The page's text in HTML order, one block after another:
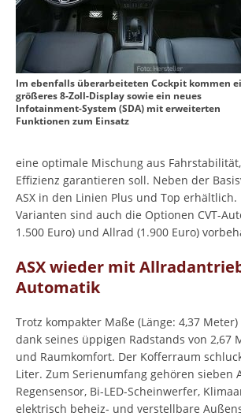
Im ebenfalls überarbeiteten Cockpit kommen
größeres 8-Zoll-Display sowie ein neues
Infotainment-System (SDA) mit erweiterten
Funktionen zum Einsatz
eine optimale Mischung aus
Effizienz garantieren soll. Neben der
ASX in den Linien Plus und Top
Varianten sind auch die Optionen CVT-
1.500 Euro) und Allrad (1.900 Euro)
ASX wieder mit
Automatik
Trotz kompakter Maße (Länge: 4,37
dank seines üppigen Radstands von 2,67
und Raumkomfort. Der Kofferraum
Liter. Zum Serienumfang gehören sieben
Regensensor, Bi-LED-Scheinwerfer,
elektrisch beheiz- und verstellbare